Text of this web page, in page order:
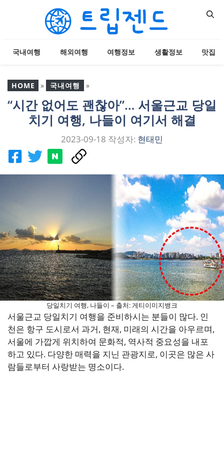
뛰
기
국내여행 해외여행 여행정보 생활정보 맛집
HOME » 국내여행 »
“시간 없어도 괜찮아”… 서
울근교 당일치기 여행, 나
들이 여기서 해결
“시간 없어도 괜찮아”… 서울근교 당일
치기 여행, 나들이 여기서 해결
2023-09-18 작성자: 현태민
당일치기 여행, 나들이 – 출처: 게티이미지뱅크
서울근교 당일치기 여행을 준비하시는 분들이 많다. 인
천은 항구 도시로서 과거, 현재, 미래의 시간을 아우르며,
서울에 가깝게 위치하여 문화적, 역사적 중요성을 내포
하고 있다. 다양한 매력을 지닌 관광지로, 이곳은 많은 사
람들로부터 사랑받는 명소이다.